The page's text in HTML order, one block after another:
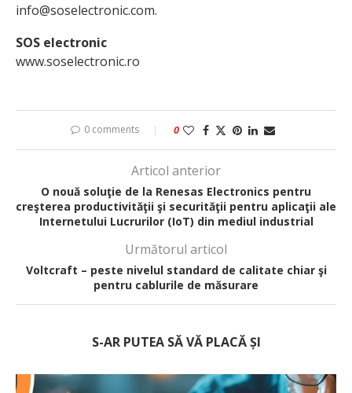
info@soselectronic.com.
SOS electronic
www.soselectronic.ro
0 comments 0
Articol anterior
O nouă soluţie de la Renesas Electronics pentru
creşterea productivităţii şi securităţii pentru aplicaţii ale
Internetului Lucrurilor (IoT) din mediul industrial
Următorul articol
Voltcraft – peste nivelul standard de calitate chiar şi
pentru cablurile de măsurare
S-AR PUTEA SĂ VĂ PLACĂ ȘI